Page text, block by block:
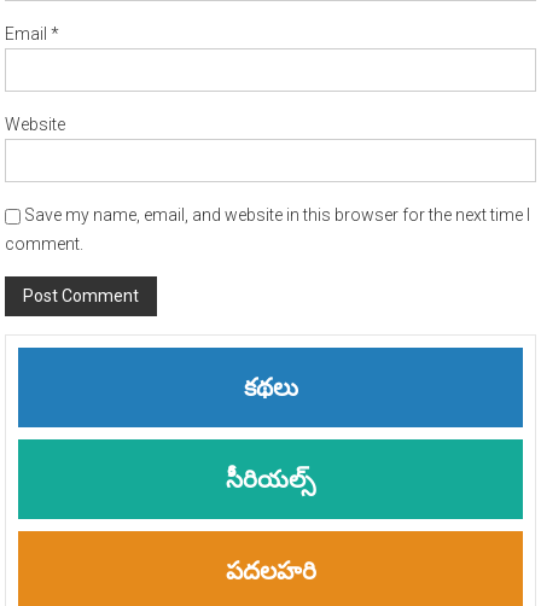
Email*
Website
Save my name, email, and website in this browser for the next time I
comment.
Alternative:
కథలు
సీరియల్స్
పదలహరి